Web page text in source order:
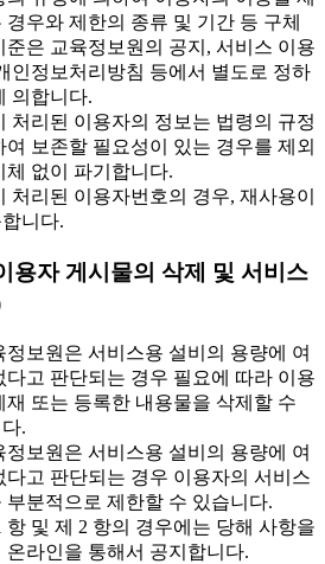
경우와 제한의 종류 및 기간 등 구체
준은 교육정보원의 공지, 서비스 이용
인정보처리방침 등에서 별도로 정하
의합니다.
처리된 이용자의 정보는 법령의 규정
여 보존할 필요성이 있는 경우를 제외
체 없이 파기합니다.
리된 이용자번호의 경우, 재사용이
니다.
용자 게시물의 삭제 및 서비스
보원은 서비스용 설비의 용량에 여
다고 판단되는 경우 필요에 따라 이용
재 또는 등록한 내용물을 삭제할 수
.
보원은 서비스용 설비의 용량에 여
다고 판단되는 경우 이용자의 서비스
부분적으로 제한할 수 있습니다.
및 제 2 항의 경우에는 당해 사항을
온라인을 통해서 공지합니다.